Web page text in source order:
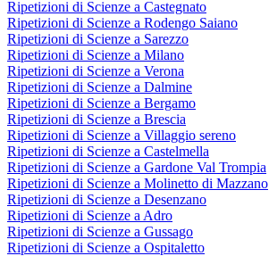
Ripetizioni di Scienze a Castegnato
Ripetizioni di Scienze a Rodengo Saiano
Ripetizioni di Scienze a Sarezzo
Ripetizioni di Scienze a Milano
Ripetizioni di Scienze a Verona
Ripetizioni di Scienze a Dalmine
Ripetizioni di Scienze a Bergamo
Ripetizioni di Scienze a Brescia
Ripetizioni di Scienze a Villaggio sereno
Ripetizioni di Scienze a Castelmella
Ripetizioni di Scienze a Gardone Val Trompia
Ripetizioni di Scienze a Molinetto di Mazzano
Ripetizioni di Scienze a Desenzano
Ripetizioni di Scienze a Adro
Ripetizioni di Scienze a Gussago
Ripetizioni di Scienze a Ospitaletto